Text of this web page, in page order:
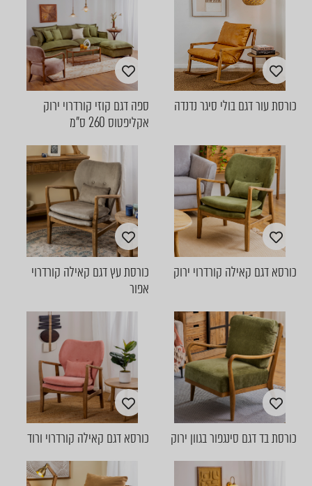
כורסת עור דגם בולי סיגר נדנדה
ספה דגם קוזי קורדרוי ירוק
אקליפטוס 260 ס"מ
כורסא דגם קאילה קורדרוי ירוק
כורסת עץ דגם קאילה קורדרוי
אפור
כורסת בד דגם סינגפור בגוון ירוק כורסא דגם קאילה קורדרוי ורוד